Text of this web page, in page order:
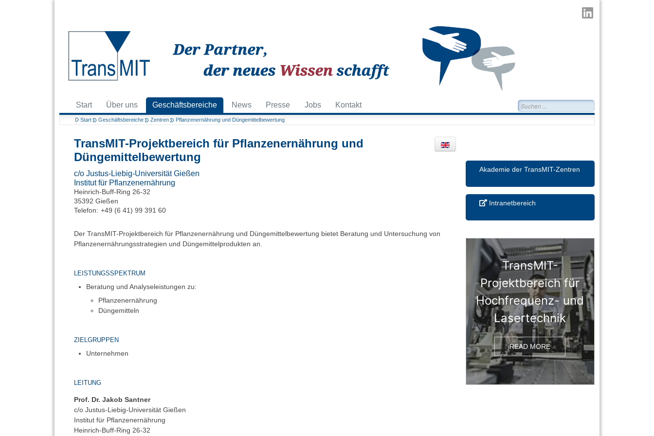
Start Über uns Geschäftsbereiche News Presse Jobs Kontakt Suchen...
Start Geschäftsbereiche Zentren Pflanzenernährung und Düngemittelbewertung
Akademie der TransMIT-Zentren
Intranetbereich
TransMIT-
Projektbereich für
Hochfrequenz- und
Lasertechnik
READ MORE
TransMIT-Projektbereich für Pflanzenernährung und
Düngemittelbewertung
c/o Justus-Liebig-Universität Gießen
Institut für Pflanzenernährung
Heinrich-Buff-Ring 26-32
35392 Gießen
Telefon: +49 (6 41) 99 391 60
Der TransMIT-Projektbereich für Pflanzenernährung und Düngemittelbewertung bietet Beratung und Untersuchung von
Pflanzenernährungsstrategien und Düngemittelprodukten an.
LEISTUNGSSPEKTRUM
Beratung und Analyseleistungen zu:
Pflanzenernährung
Düngemitteln
ZIELGRUPPEN
Unternehmen
LEITUNG
Prof. Dr. Jakob Santner
c/o Justus-Liebig-Universität Gießen
Institut für Pflanzenernährung
Heinrich-Buff-Ring 26-32